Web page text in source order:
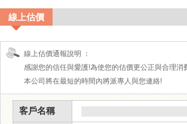
線上估價
線上估價通報說明 ：
感謝您的信任與愛護!為使您的估價更公正與合理
本公司將在最短的時間內將派專人與您連絡!
客戶名稱